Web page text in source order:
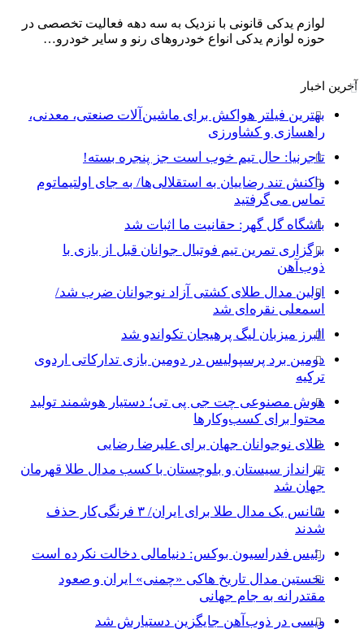
لوازم یدکی قانونی با نزدیک به سه دهه فعالیت تخصصی در
حوزه لوازم یدکی انواع خودروهای رنو و سایر خودرو…
آخرین اخبار
بهترین فیلتر هواکش برای ماشین‌آلات صنعتی، معدنی،
راهسازی و کشاورزی
تاجرنیا: حال تیم خوب است جز پنجره بسته!
واکنش تند رضاییان به استقلالی‌ها/ به جای اولتیماتوم
تماس می‌گرفتید
باشگاه گل گهر: حقانیت ما اثبات شد
برگزاری تمرین تیم فوتبال جوانان قبل از بازی با
ذوب‌آهن
اولین مدال طلای کشتی آزاد نوجوانان ضرب شد/
اسمعلی نقره‌ای شد
البرز میزبان لیگ پرهیجان تکواندو شد
دومین برد پرسپولیس در دومین بازی تدارکاتی اردوی
ترکیه
هوش مصنوعی چت جی پی تی؛ دستیار هوشمند تولید
محتوا برای کسب‌وکارها
طلای نوجوانان جهان برای علیرضا رضایی
تیرانداز سیستان و بلوچستان با کسب مدال طلا قهرمان
جهان شد
شانس یک مدال طلا برای ایران/ ۳ فرنگی‌کار حذف
شدند
رئیس فدراسیون بوکس: دنیامالی دخالت نکرده است
نخستین مدال تاریخ هاکی «چمنی» ایران و صعود
مقتدرانه به جام جهانی
ویسی در ذوب‌آهن جایگزین دستیارش شد